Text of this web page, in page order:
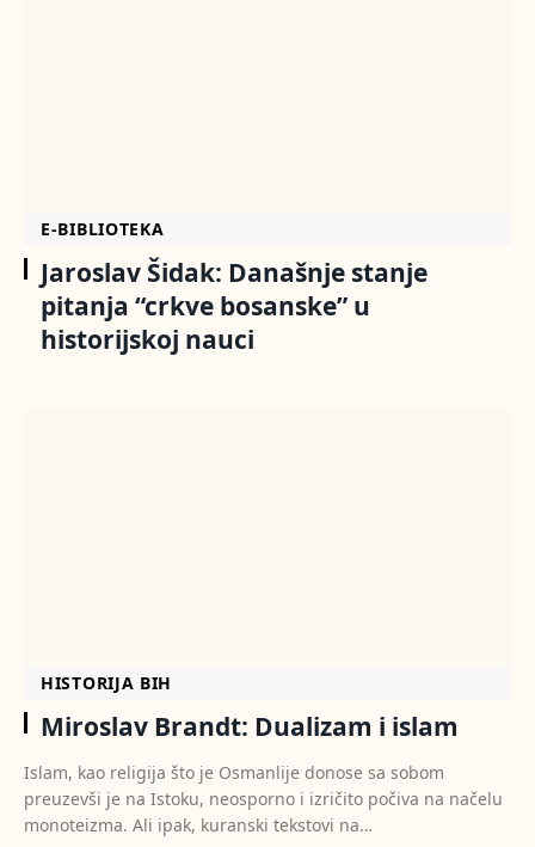
E-BIBLIOTEKA
Jaroslav Šidak: Današnje stanje
pitanja “crkve bosanske” u
historijskoj nauci
HISTORIJA BIH
Miroslav Brandt: Dualizam i islam
Islam, kao religija što je Osmanlije donose sa sobom
preuzevši je na Istoku, neosporno i izričito počiva na načelu
monoteizma. Ali ipak, kuranski tekstovi na…